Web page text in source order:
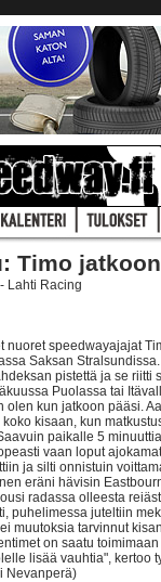
Timo
Lahti Racing
nuoret speedwayajajat
Saksan
pistettä ja se
Puolassa tai
olen kun jatkoon pääsi.
kisaan, kun
paikalle 5
vaan loput
ja silti onnistuin
eräni hävisin
radassa olleesta
puhelimessa juteltiin
muutoksia tarvinnut
on saatu
lisää vauhtia", kertoo
Nevanperä)